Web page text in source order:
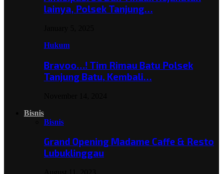
lainya, Polsek Tanjung…
Hukum
Bravoo…! Tim Rimau Batu Polsek
Tanjung Batu, Kembali…
Bisnis
Bisnis
Grand Opening Madame Caffe & Resto
Lubuklinggau